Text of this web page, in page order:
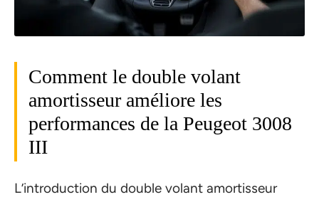
Comment le double volant
amortisseur améliore les
performances de la Peugeot 3008
III
L’introduction du double volant amortisseur